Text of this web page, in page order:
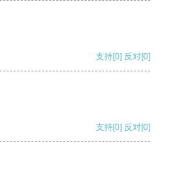
支持[0] 反对[0]
支持[0] 反对[0]